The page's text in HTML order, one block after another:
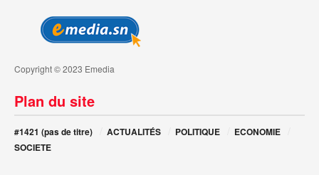
Copyright © 2023 Emedia
Plan du site
#1421 (pas de titre) ACTUALITÉS POLITIQUE
ECONOMIE
SOCIETE